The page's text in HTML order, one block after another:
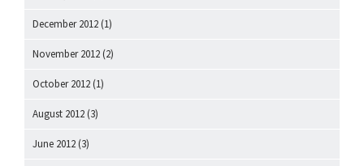
December 2012 (1)
November 2012 (2)
October 2012 (1)
August 2012 (3)
June 2012 (3)